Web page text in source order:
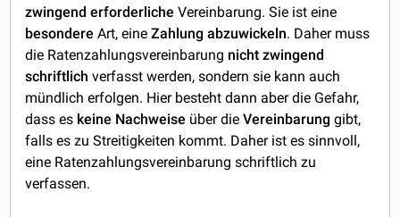
zwingend erforderliche Vereinbarung. Sie ist eine
besondere Art, eineZahlung abzuwickeln. Daher muss
die Ratenzahlungsvereinbarung nicht zwingend
schriftlich verfasst werden, sondern sie kann auch
mündlich erfolgen. Hier besteht dann aber die Gefahr,
dass es keine Nachweise über dieVereinbarung gibt,
falls es zu Streitigkeiten kommt. Daher ist es sinnvoll,
eine Ratenzahlungsvereinbarung schriftlich zu
verfassen.